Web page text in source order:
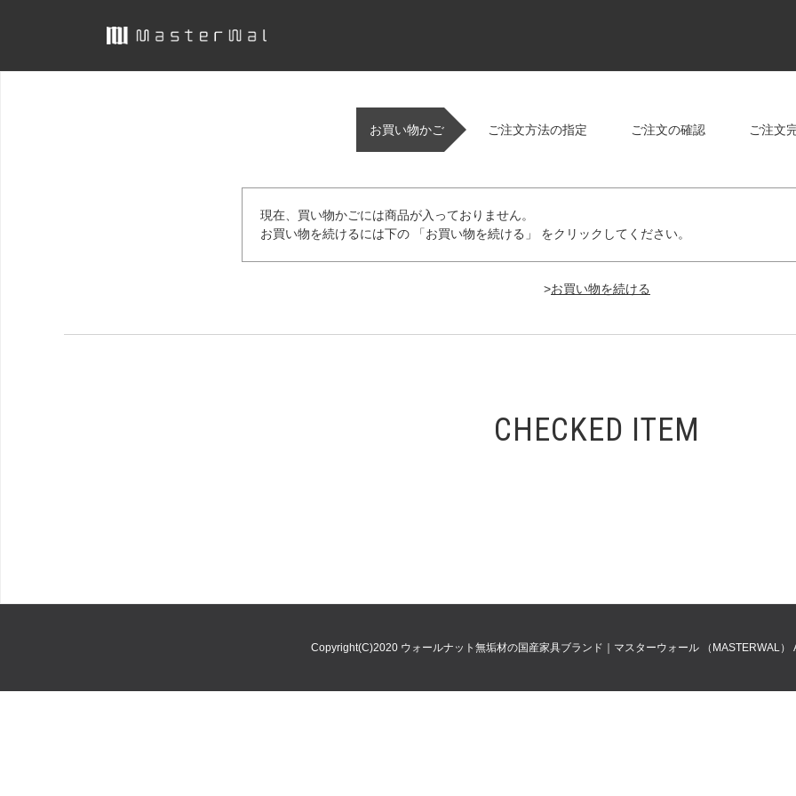
お買い物かご ご注文方法の指定 ご注文の確認 ご注文
現在、買い物かごには商品が入っておりません。
お買い物を続けるには下の 「お買い物を続ける」 をクリックしてください。
>
CHECKED ITEM
Copyright(C)2020 ウォールナット無垢材の国産家具ブランド｜マスターウォール （MASTERWAL）